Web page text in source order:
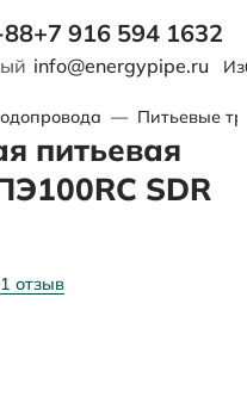
+7 916 594 1632
info@energypipe.ru
— Питьевые
питьевая
SDR
1 отзыв